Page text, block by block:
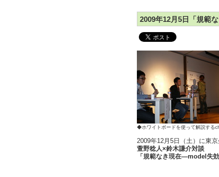
2009年12月5日「規範
◆ホワイトボードを使って解説する
2009年12月5日（土）に東
萱野稔人×鈴木謙介対談
「規範なき現在―model失